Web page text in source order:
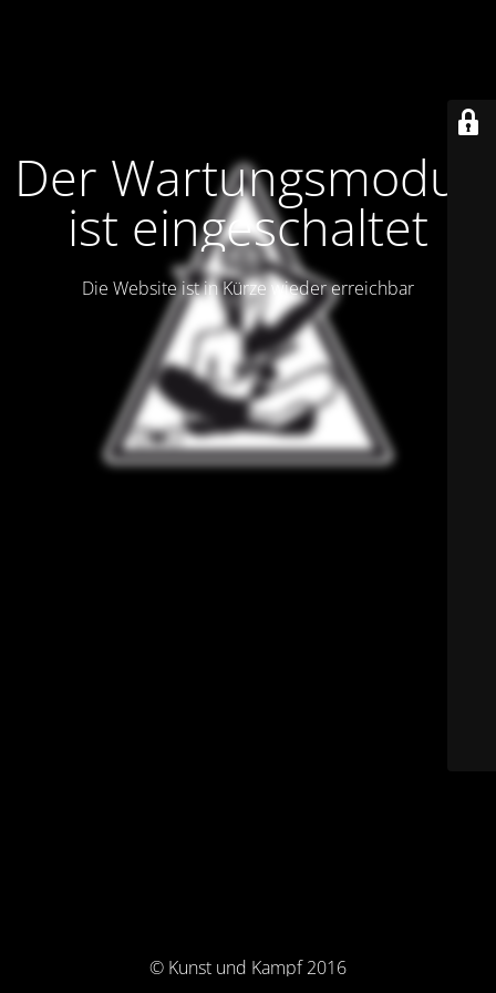
Der Wartungsmodus
ist eingeschaltet
Die Website ist in Kürze wieder erreichbar
© Kunst und Kampf 2016